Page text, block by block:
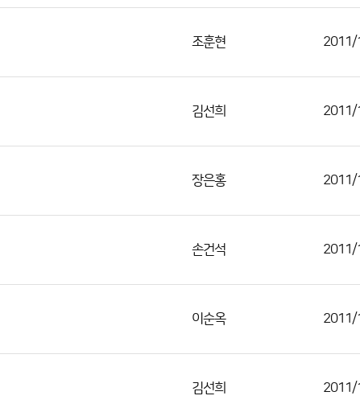
조훈현 2011/
김선희 2011/
장은홍 2011/
손건석 2011/
이순옥 2011/
김선희 2011/